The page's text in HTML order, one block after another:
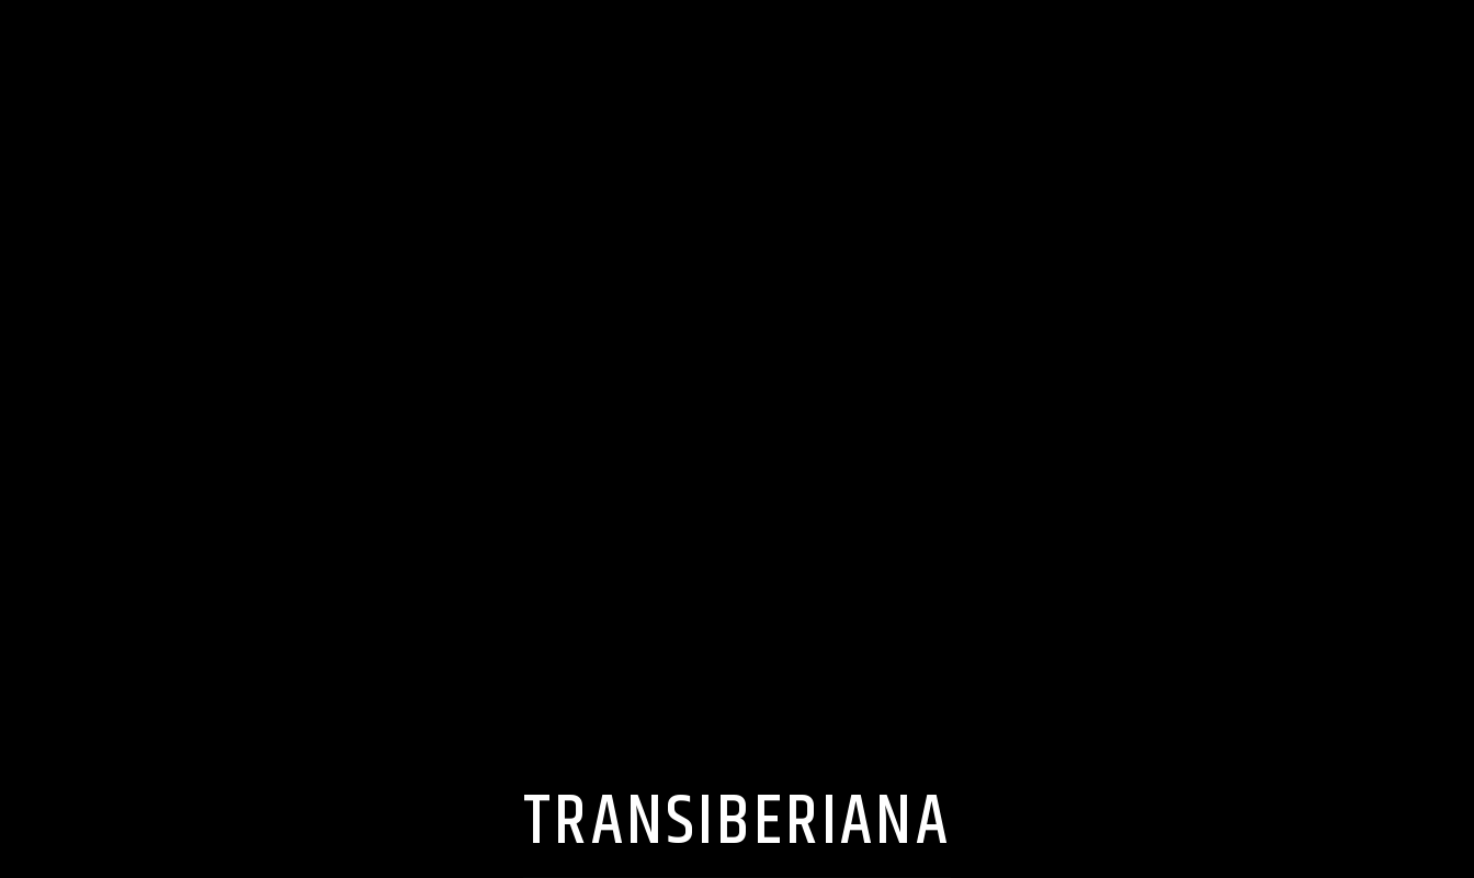
TRANSIBERIANA